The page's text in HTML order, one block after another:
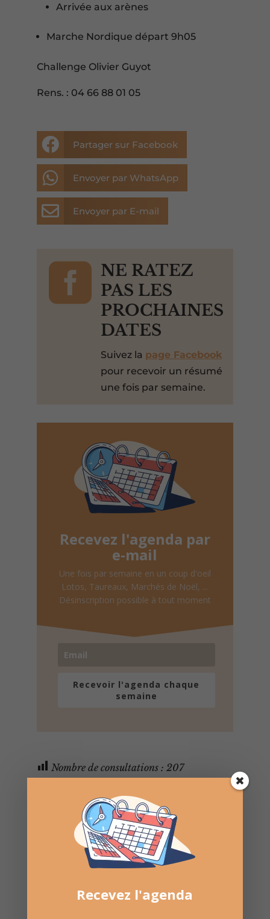
Arrivée aux arènes
Marche Nordique départ 9h05
Challenge Olivier Guyot
Rens. : 04 66 88 01 05
 Partager sur Facebook
 Envoyer par WhatsApp
 Envoyer par E-mail

NE RATEZ
PAS LES
PROCHAINES
DATES
Suivez la page Facebook
pour recevoir un résumé
une fois par semaine.
Recevez l'agenda par
e-mail
Une fois par semaine en un coup d'oeil
Lotos, Taureaux, Marchés de Noël, ...
Désinscription possible à tout moment
Recevoir l'agenda chaque
semaine
Nombre de consultations : 207
Recevez l'agenda